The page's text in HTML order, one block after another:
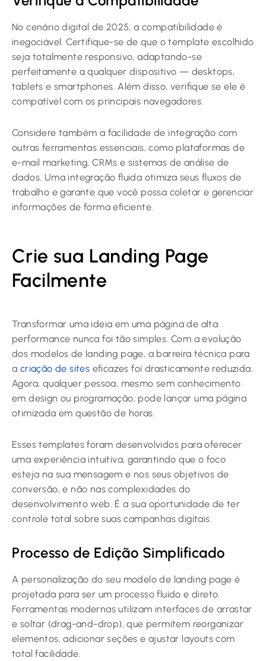
No cenário digital de 2025, a compatibilidade é
inegociável. Certifique-se de que o template escolhido
seja totalmente responsivo, adaptando-se
perfeitamente a qualquer dispositivo — desktops,
tablets e smartphones. Além disso, verifique se ele é
compatível com os principais navegadores.
Considere também a facilidade de integração com
outras ferramentas essenciais, como plataformas de
e-mail marketing, CRMs e sistemas de análise de
dados. Uma integração fluida otimiza seus fluxos de
trabalho e garante que você possa coletar e gerenciar
informações de forma eficiente.
Crie sua Landing Page
Facilmente
Transformar uma ideia em uma página de alta
performance nunca foi tão simples. Com a evolução
dos modelos de landing page, a barreira técnica para
a criação de sites eficazes foi drasticamente reduzida.
Agora, qualquer pessoa, mesmo sem conhecimento
em design ou programação, pode lançar uma página
otimizada em questão de horas.
Esses templates foram desenvolvidos para oferecer
uma experiência intuitiva, garantindo que o foco
esteja na sua mensagem e nos seus objetivos de
conversão, e não nas complexidades do
desenvolvimento web. É a sua oportunidade de ter
controle total sobre suas campanhas digitais.
Processo de Edição Simplificado
A personalização do seu modelo de landing page é
projetada para ser um processo fluido e direto.
Ferramentas modernas utilizam interfaces de arrastar
e soltar (drag-and-drop), que permitem reorganizar
elementos, adicionar seções e ajustar layouts com
total facilidade.